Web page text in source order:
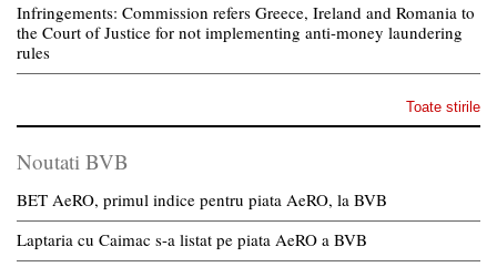
Infringements: Commission refers Greece, Ireland and Romania to
the Court of Justice for not implementing anti-money laundering
rules
Toate stirile
Noutati BVB
BET AeRO, primul indice pentru piata AeRO, la BVB
Laptaria cu Caimac s-a listat pe piata AeRO a BVB